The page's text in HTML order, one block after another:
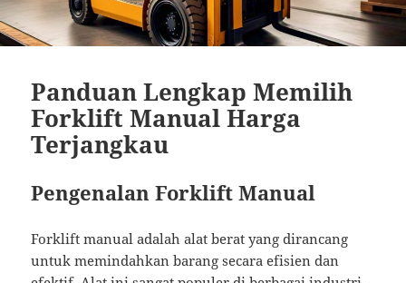
Panduan Lengkap Memilih
Forklift Manual Harga
Terjangkau
Pengenalan Forklift Manual
Forklift manual adalah alat berat yang dirancang
untuk memindahkan barang secara efisien dan